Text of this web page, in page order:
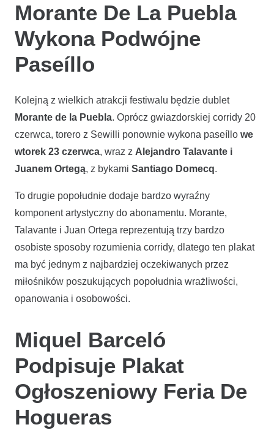
Morante De La Puebla
Wykona Podwójne
Paseíllo
Kolejną z wielkich atrakcji festiwalu będzie dublet
Morante de la Puebla. Oprócz gwiazdorskiej corridy 20
czerwca, torero z Sewilli ponownie wykona paseíllo we
wtorek 23 czerwca, wraz z Alejandro Talavante i
Juanem Ortegą, z bykami Santiago Domecq.
To drugie popołudnie dodaje bardzo wyraźny
komponent artystyczny do abonamentu. Morante,
Talavante i Juan Ortega reprezentują trzy bardzo
osobiste sposoby rozumienia corridy, dlatego ten plakat
ma być jednym z najbardziej oczekiwanych przez
miłośników poszukujących popołudnia wrażliwości,
opanowania i osobowości.
Miquel Barceló
Podpisuje Plakat
Ogłoszeniowy Feria De
Hogueras